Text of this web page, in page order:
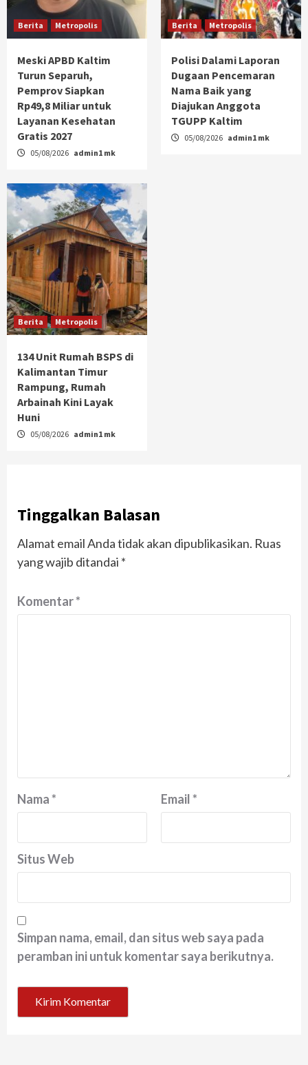
Berita Metropolis
Meski APBD Kaltim
Turun Separuh,
Pemprov Siapkan
Rp49,8 Miliar untuk
Layanan Kesehatan
Gratis 2027
05/08/2026 admin1 mk
Berita Metropolis
Polisi Dalami Laporan
Dugaan Pencemaran
Nama Baik yang
Diajukan Anggota
TGUPP Kaltim
05/08/2026 admin1 mk
Berita Metropolis
134 Unit Rumah BSPS di
Kalimantan Timur
Rampung, Rumah
Arbainah Kini Layak
Huni
05/08/2026 admin1 mk
Tinggalkan Balasan
Alamat email Anda tidak akan dipublikasikan. Ruas
yang wajib ditandai *
Komentar*
Nama* Email*
Situs Web
Simpan nama, email, dan situs web saya pada
peramban ini untuk komentar saya berikutnya.